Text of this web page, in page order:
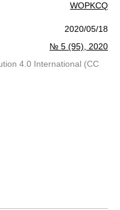
WOPKCQ
2020/05/18
№ 5 (95), 2020
4.0 International (CC